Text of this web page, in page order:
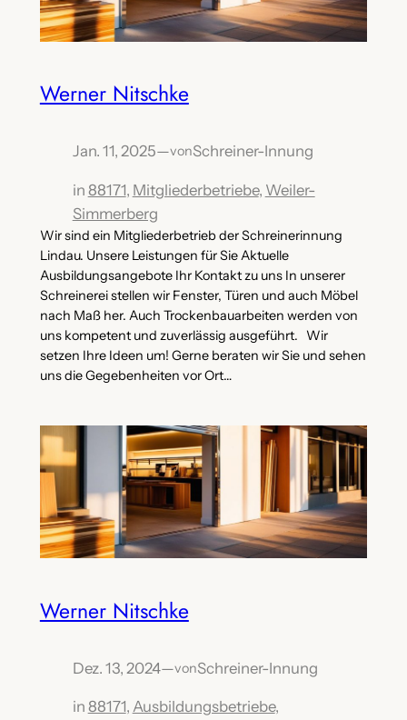
Werner Nitschke
Jan. 11, 2025—vonSchreiner-Innung
in 88171, Mitgliederbetriebe, Weiler-
Simmerberg
Wir sind ein Mitgliederbetrieb der Schreinerinnung
Lindau. Unsere Leistungen für Sie Aktuelle
Ausbildungsangebote Ihr Kontakt zu uns In unserer
Schreinerei stellen wir Fenster, Türen und auch Möbel
nach Maß her. Auch Trockenbauarbeiten werden von
uns kompetent und zuverlässig ausgeführt. Wir
setzen Ihre Ideen um! Gerne beraten wir Sie und sehen
uns die Gegebenheiten vor Ort…
Werner Nitschke
Dez. 13, 2024—vonSchreiner-Innung
in 88171, Ausbildungsbetriebe